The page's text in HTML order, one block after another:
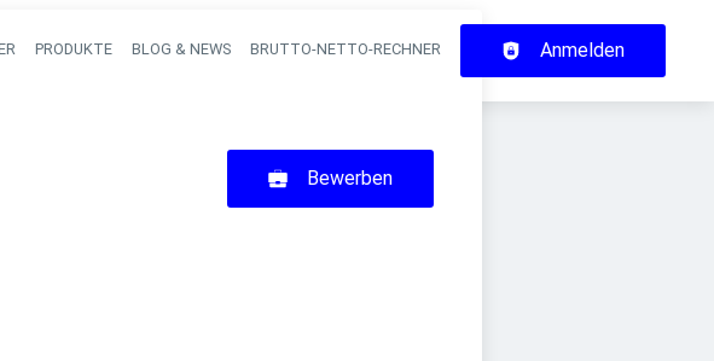
Haupt-Navigation
PRODUKTE BLOG & NEWS BRUTTO-NETTO-RECHNER Anmelden
Bewerben